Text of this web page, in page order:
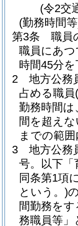
(令2交
(勤務時間
第3条
職員
職員にあ
時間45分
2
地方公務
占める職員
勤務時間は
間を超え
までの範
3
地方公務
号。以下「
同条第1項
という。)
間勤務を
務職員等」